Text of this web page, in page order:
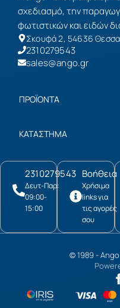
σχεδιασμό, την
φωτιστικών και ειδών
Σκουφά 2, 54636
2310279543
sales@ango.gr
ΠΡΟΪΟΝΤΑ
ΚΑΤΑΣΤΗΜΑ
2310279543
Δευτ-Παρ:
09:00-
15:00
Βοήθεια
Χρήσιμα
links για
τις αγορές
σου
© 1989 -